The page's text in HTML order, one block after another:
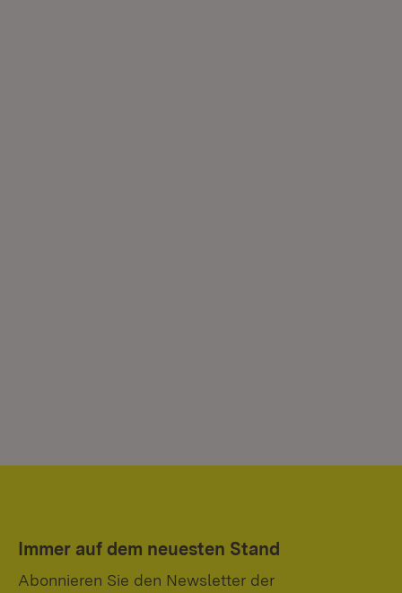
Immer auf dem neuesten Stand
Abonnieren Sie den Newsletter der